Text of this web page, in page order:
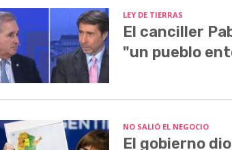
LEY DE TIERRAS
El canciller
"un pueblo
NO SALIÓ EL NEGOCIO
El gobierno